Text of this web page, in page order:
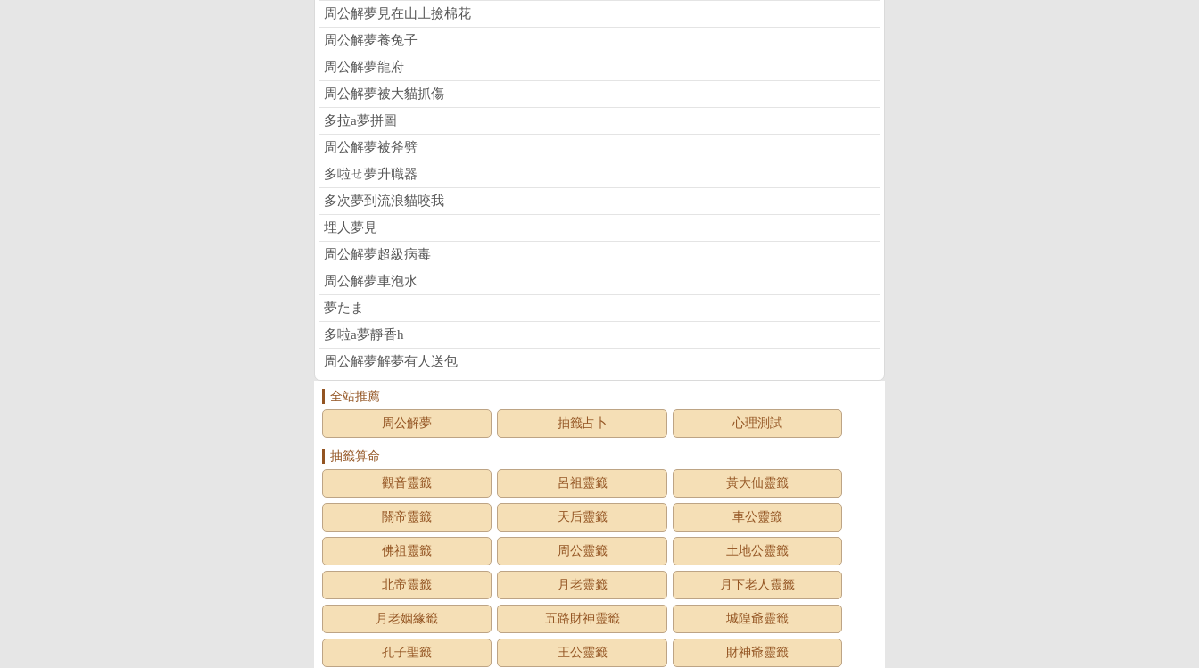
周公解夢見在山上撿棉花
周公解夢養兔子
周公解夢龍府
周公解夢被大貓抓傷
多拉a夢拼圖
周公解夢被斧劈
多啦ㄝ夢升職器
多次夢到流浪貓咬我
埋人夢見
周公解夢超級病毒
周公解夢車泡水
夢たま
多啦a夢靜香h
周公解夢解夢有人送包
全站推薦
周公解夢
抽籤占卜 心理測試
抽籤算命
觀音靈籤
呂祖靈籤 黃大仙靈籤
關帝靈籤 天后靈籤 車公靈籤
佛祖靈籤 周公靈籤 土地公靈籤
北帝靈籤 月老靈籤 月下老人靈籤
月老姻緣籤 五路財神靈籤 城隍爺靈籤
孔子聖籤 王公靈籤 財神爺靈籤